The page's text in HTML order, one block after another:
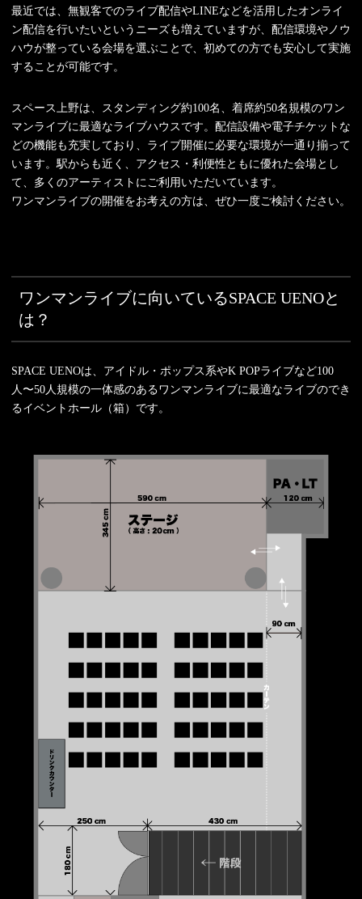
最近では、無観客でのライブ配信やLINEなどを活用したオンライ
ン配信を行いたいというニーズも増えていますが、配信環境やノウ
ハウが整っている会場を選ぶことで、初めての方でも安心して実施
することが可能です。
スペース上野は、スタンディング約100名、着席約50名規模のワン
マンライブに最適なライブハウスです。配信設備や電子チケットな
どの機能も充実しており、ライブ開催に必要な環境が一通り揃って
います。駅からも近く、アクセス・利便性ともに優れた会場とし
て、多くのアーティストにご利用いただいています。
ワンマンライブの開催をお考えの方は、ぜひ一度ご検討ください。
ワンマンライブに向いているSPACE UENOと
は？
SPACE UENOは、アイドル・ポップス系やK POPライブなど100
人〜50人規模の一体感のあるワンマンライブに最適なライブのでき
るイベントホール（箱）です。